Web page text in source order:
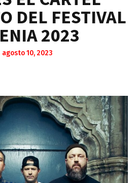
DEL FESTIVAL
2023
agosto 10, 2023